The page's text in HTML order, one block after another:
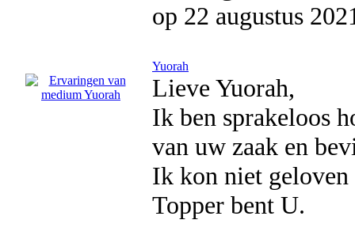
op 22 augustus
Yuorah
Lieve Yuorah,
Ik ben sprakeloos
van uw zaak en
Ik kon niet
Topper bent U.